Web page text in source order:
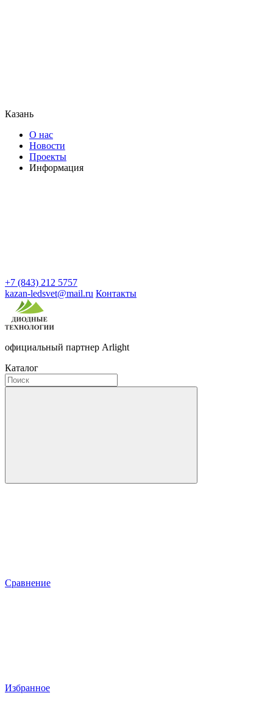
Казань
О нас
Новости
Проекты
Информация
+7 (843) 212 5757
kazan-ledsvet@mail.ru Контакты
официальный партнер Arlight
Каталог
Сравнение
Избранное